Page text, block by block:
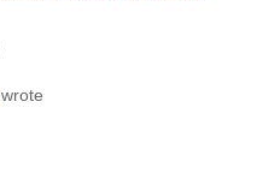
wrote